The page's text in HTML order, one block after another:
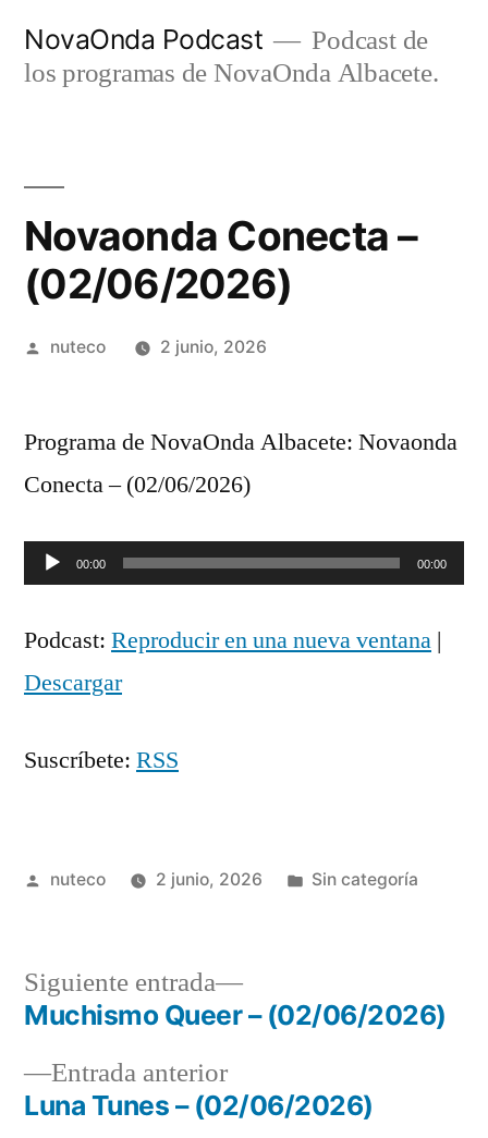
NovaOnda Podcast
Podcast de
los programas de NovaOnda Albacete.
Novaonda Conecta –
(02/06/2026)
Publicada
nuteco 2 junio, 2026
Programa de NovaOnda Albacete: Novaonda
Conecta – (02/06/2026)
Reproductor
audio
00:00 00:00
Podcast: Reproducir en una nueva ventana |
Descargar
Suscríbete: RSS
Publicada
nuteco 2 junio, 2026
Publicada
Sin categoría
Navegación
deEntrada anteriorEntrada
anterior:
Luna Tunes – (02/06/2026)
Siguiente entrada
Siguiente
entrada:
Muchismo Queer – (02/06/2026)